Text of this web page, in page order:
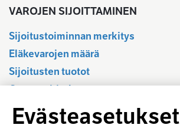
VAROJEN SIJOITTAMINEN
Sijoitustoiminnan merkitys
Eläkevarojen määrä
Sijoitusten tuotot
Osavuositiedot
Tilastotietokanta
Sijoitustoiminnan sääntely
Evästeasetukset